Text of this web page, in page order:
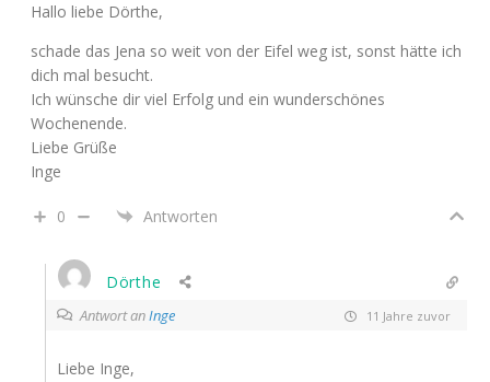
Hallo liebe Dörthe,
schade das Jena so weit von der Eifel weg ist, sonst hätte ich
dich mal besucht.
Ich wünsche dir viel Erfolg und ein wunderschönes
Wochenende.
Liebe Grüße
Inge
0 Antworten
Dörthe
Antwort anInge 11 Jahre zuvor
Liebe Inge,